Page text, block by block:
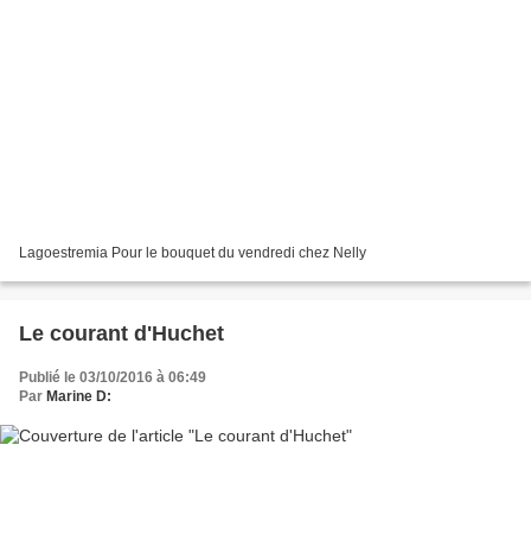
Lagoestremia Pour le bouquet du vendredi chez Nelly
Le courant d'Huchet
Publié le 03/10/2016 à 06:49
Par Marine D: